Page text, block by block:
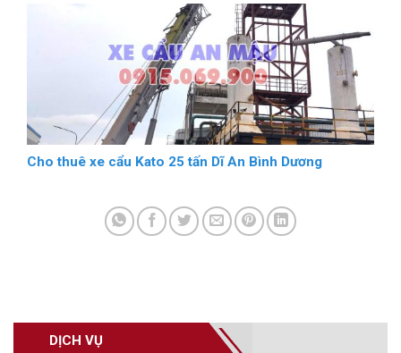
DỊCH VỤ
Cho thuê xe cẩu Kato 25 tấn Dĩ An Bình Dương